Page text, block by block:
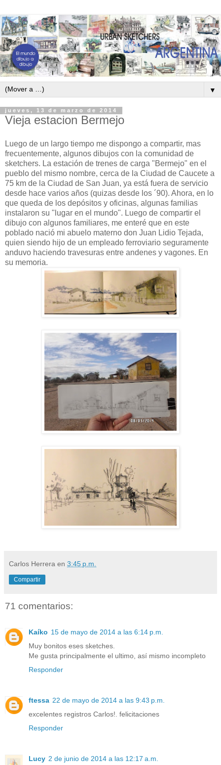
▼
jueves, 13 de marzo de 2014
Vieja estacion Bermejo
Luego de un largo tiempo me dispongo a compartir, mas
frecuentemente, algunos dibujos con la comunidad de
sketchers. La estación de trenes de carga "Bermejo" en el
pueblo del mismo nombre, cerca de la Ciudad de Caucete a
75 km de la Ciudad de San Juan, ya está fuera de servicio
desde hace varios años (quizas desde los ´90). Ahora, en lo
que queda de los depósitos y oficinas, algunas familias
instalaron su "lugar en el mundo". Luego de compartir el
dibujo con algunos familiares, me enteré que en este
poblado nació mi abuelo materno don Juan Lidio Tejada,
quien siendo hijo de un empleado ferroviario seguramente
anduvo haciendo travesuras entre andenes y vagones. En
su memoria.
Carlos Herrera en 3:45 p.m.
Compartir
71 comentarios:
Kaíko 15 de mayo de 2014 a las 6:14 p.m.
Muy bonitos eses sketches.
Me gusta principalmente el ultimo, así mismo incompleto
Responder
ftessa 22 de mayo de 2014 a las 9:43 p.m.
excelentes registros Carlos!. felicitaciones
Responder
Lucy 2 de junio de 2014 a las 12:17 a.m.